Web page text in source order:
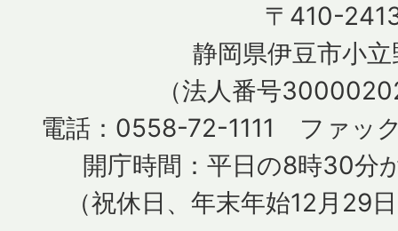
〒410-
静岡県伊豆市小
（法人番号
電話：0558-72-1111 ファッ
開庁時間：平日の8時30分
（祝休日、年末年始12月29